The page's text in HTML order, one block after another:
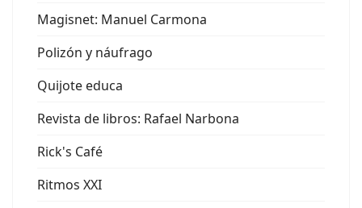
Magisnet: Manuel Carmona
Polizón y náufrago
Quijote educa
Revista de libros: Rafael Narbona
Rick's Café
Ritmos XXI